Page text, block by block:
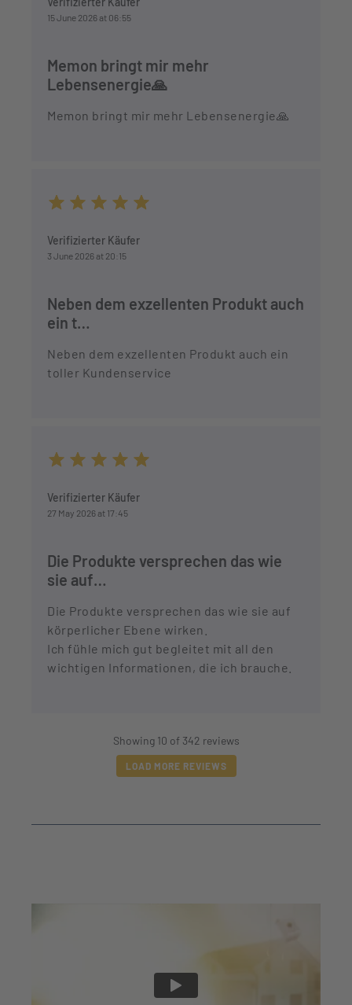
15 June 2026 at 06:55
Memon bringt mir mehr
Lebensenergie🙏
Memon bringt mir mehr Lebensenergie🙏
Verifizierter Käufer
3 June 2026 at 20:15
Neben dem exzellenten Produkt auch
ein t…
Neben dem exzellenten Produkt auch ein
toller Kundenservice
Verifizierter Käufer
27 May 2026 at 17:45
Die Produkte versprechen das wie
sie auf…
Die Produkte versprechen das wie sie auf
körperlicher Ebene wirken.
Ich fühle mich gut begleitet mit all den
wichtigen Informationen, die ich brauche.
Showing 10 of 342 reviews
LOAD MORE REVIEWS